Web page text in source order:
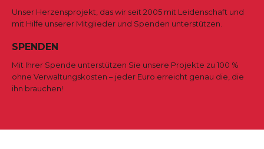
Unser Herzensprojekt, das wir seit 2005 mit Leidenschaft und
mit Hilfe unserer Mitglieder und Spenden unterstützen.
SPENDEN
Mit Ihrer Spende unterstützen Sie unsere Projekte zu 100 %
ohne Verwaltungskosten – jeder Euro erreicht genau die, die
ihn brauchen!